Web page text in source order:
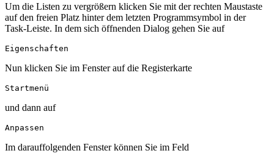
Um die Listen zu vergrößern klicken Sie mit der rechten Maustaste
auf den freien Platz hinter dem letzten Programmsymbol in der
Task-Leiste. In dem sich öffnenden Dialog gehen Sie auf
Eigenschaften
Nun klicken Sie im Fenster auf die Registerkarte
Startmenü
und dann auf
Anpassen
Im darauffolgenden Fenster können Sie im Feld